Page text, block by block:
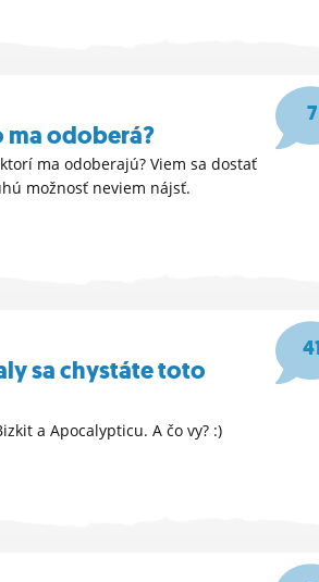
7
ma odoberá?
ma odoberajú? Viem sa dostať
možnosť neviem nájsť.
sa chystáte toto
a Apocalypticu. A čo vy? :)